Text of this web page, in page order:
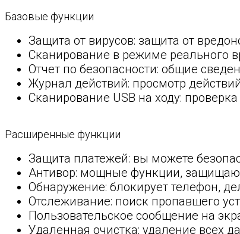
Базовые функции
Защита от вирусов: защита от
Сканирование в режиме реального
Отчет по безопасности: общие
Журнал действий: просмотр
Сканирование USB на ходу:
Расширенные функции
Защита платежей: вы можете
Антивор: мощные функции,
Обнаружение: блокирует телефон,
Отслеживание: поиск пропавшего
Пользовательское сообщение на
Удаленная очистка: удаление всех